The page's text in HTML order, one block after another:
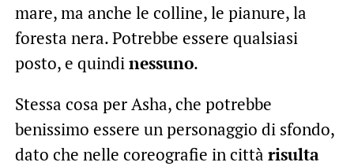
mare, ma anche le colline, le pianure, la
foresta nera. Potrebbe essere qualsiasi
posto, e quindi nessuno.
Stessa cosa per Asha, che potrebbe
benissimo essere un personaggio di sfondo,
dato che nelle coreografie in città risulta